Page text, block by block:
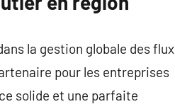
la gestion globale des flux
pour les entreprises
solide et une parfaite